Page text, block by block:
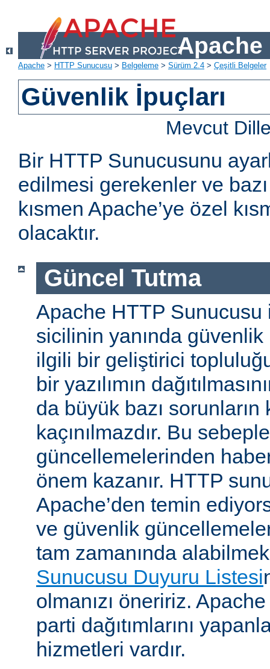
Apache
Apache > HTTP Sunucusu > Belgeleme > Sürüm 2.4 > Çeşitli Belgeler
Güvenlik İpuçları
Mevcut
Bir HTTP Sunucusunu
edilmesi gerekenler ve
kısmen Apache’ye özel
olacaktır.
Güncel Tutma
Apache HTTP Sunucusu
sicilinin yanında
ilgili bir geliştirici
bir yazılımın
da büyük bazı
kaçınılmazdır. Bu
güncellemelerinden
önem kazanır. HTTP
Apache’den temin
ve güvenlik
tam zamanında
Sunucusu Duyuru Listesi
olmanızı öneririz. Apache
parti dağıtımlarını
hizmetleri vardır.